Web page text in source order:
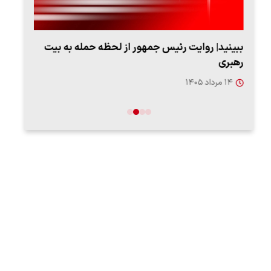
ببینید| روایت رئیس جمهور از لحظه حمله به بیت
رهبری
۱۴ مرداد ۱۴۰۵